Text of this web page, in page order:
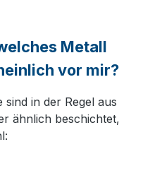
Metall
vor mir?
sind in der Regel aus
ähnlich beschichtet,